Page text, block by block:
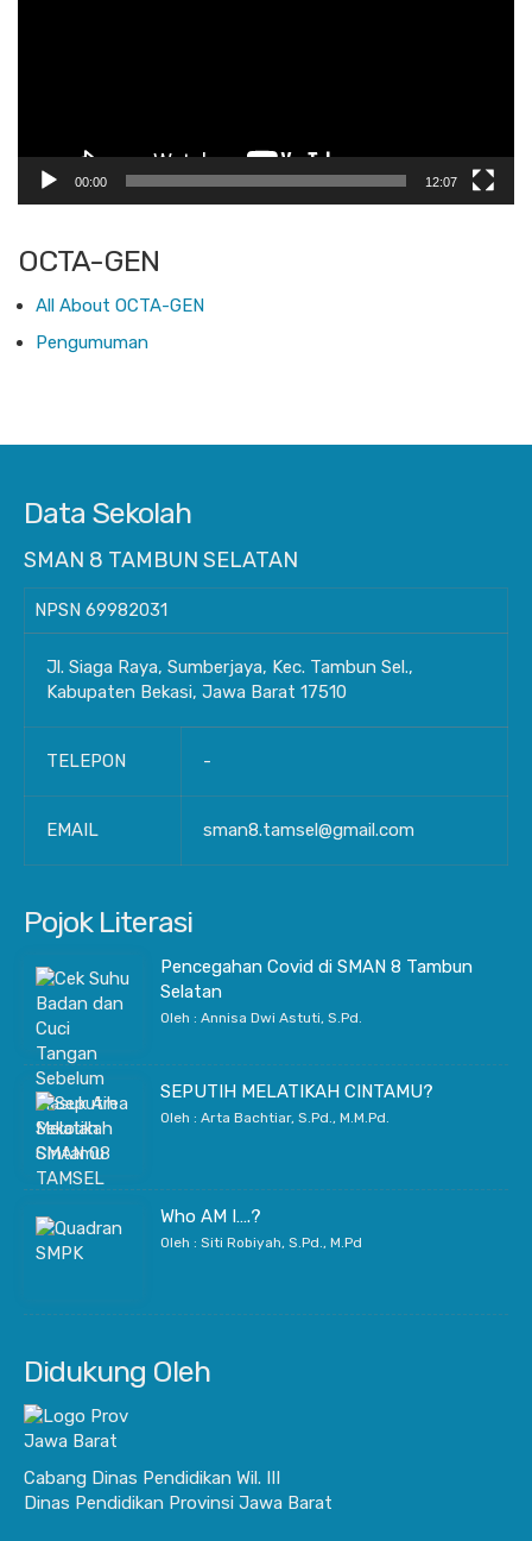
00:00 12:07
OCTA-GEN
All About OCTA-GEN
Pengumuman
Data Sekolah
SMAN 8 TAMBUN SELATAN
NPSN 69982031
Jl. Siaga Raya, Sumberjaya, Kec. Tambun Sel.,
Kabupaten Bekasi, Jawa Barat 17510
TELEPON -
EMAIL sman8.tamsel@gmail.com
Pojok Literasi
Pencegahan Covid di SMAN 8 Tambun
Selatan
Oleh : Annisa Dwi Astuti, S.Pd.
SEPUTIH MELATIKAH CINTAMU?
Oleh : Arta Bachtiar, S.Pd., M.M.Pd.
Who AM I….?
Oleh : Siti Robiyah, S.Pd., M.Pd
Didukung Oleh
Cabang Dinas Pendidikan Wil. III
Dinas Pendidikan Provinsi Jawa Barat